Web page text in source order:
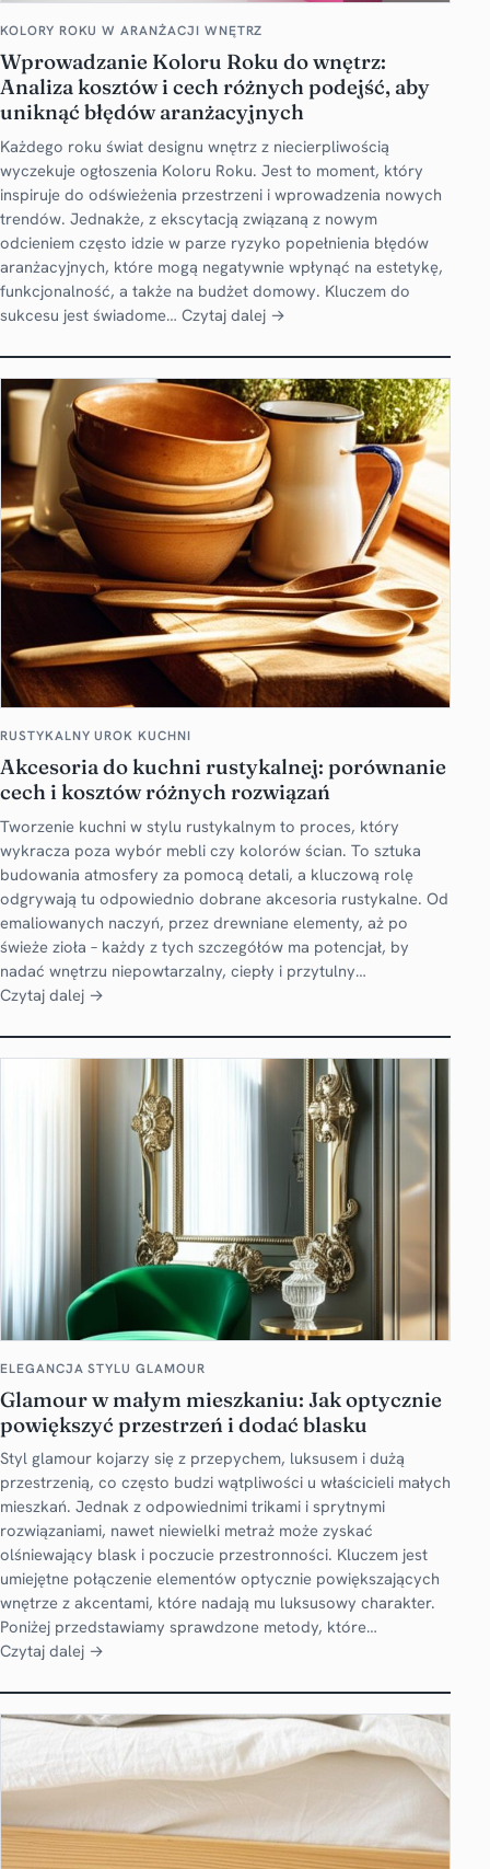
KOLORY ROKU W ARANŻACJI WNĘTRZ
Wprowadzanie Koloru Roku do wnętrz:
Analiza kosztów i cech różnych podejść, aby
uniknąć błędów aranżacyjnych
Każdego roku świat designu wnętrz z niecierpliwością
wyczekuje ogłoszenia Koloru Roku. Jest to moment, który
inspiruje do odświeżenia przestrzeni i wprowadzenia nowych
trendów. Jednakże, z ekscytacją związaną z nowym
odcieniem często idzie w parze ryzyko popełnienia błędów
aranżacyjnych, które mogą negatywnie wpłynąć na estetykę,
funkcjonalność, a także na budżet domowy. Kluczem do
sukcesu jest świadome… Czytaj dalej →
RUSTYKALNY UROK KUCHNI
Akcesoria do kuchni rustykalnej: porównanie
cech i kosztów różnych rozwiązań
Tworzenie kuchni w stylu rustykalnym to proces, który
wykracza poza wybór mebli czy kolorów ścian. To sztuka
budowania atmosfery za pomocą detali, a kluczową rolę
odgrywają tu odpowiednio dobrane akcesoria rustykalne. Od
emaliowanych naczyń, przez drewniane elementy, aż po
świeże zioła – każdy z tych szczegółów ma potencjał, by
nadać wnętrzu niepowtarzalny, ciepły i przytulny…
Czytaj dalej →
ELEGANCJA STYLU GLAMOUR
Glamour w małym mieszkaniu: Jak optycznie
powiększyć przestrzeń i dodać blasku
Styl glamour kojarzy się z przepychem, luksusem i dużą
przestrzenią, co często budzi wątpliwości u właścicieli małych
mieszkań. Jednak z odpowiednimi trikami i sprytnymi
rozwiązaniami, nawet niewielki metraż może zyskać
olśniewający blask i poczucie przestronności. Kluczem jest
umiejętne połączenie elementów optycznie powiększających
wnętrze z akcentami, które nadają mu luksusowy charakter.
Poniżej przedstawiamy sprawdzone metody, które…
Czytaj dalej →